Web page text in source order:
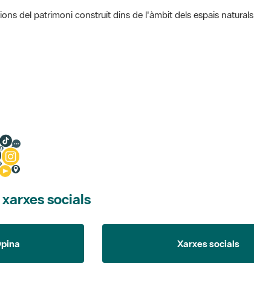
del patrimoni construït dins de l'àmbit dels espais naturals
és de 0 estrelles de 5.
socials
Xarxes socials